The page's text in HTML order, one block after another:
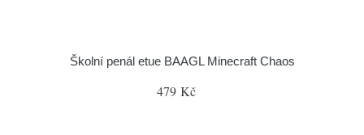
Školní penál etue BAAGL Minecraft Chaos
479 Kč